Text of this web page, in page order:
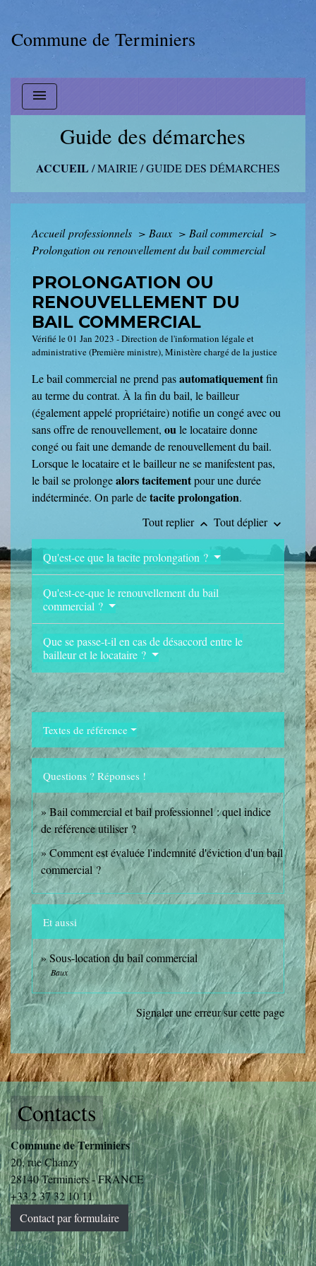
Commune de Terminiers
menu
Guide des démarches
ACCUEIL /MAIRIE/GUIDE DES DÉMARCHES
Accueil professionnels > Baux > Bail commercial >
Prolongation ou renouvellement du bail commercial
PROLONGATION OU
RENOUVELLEMENT DU
BAIL COMMERCIAL
Vérifié le 01 Jan 2023 - Direction de l'information légale et
administrative (Première ministre), Ministère chargé de la justice
Le bail commercial ne prend pasautomatiquementfin
au terme du contrat. À la fin du bail, le bailleur
(également appelé propriétaire) notifie un congé avec ou
sans offre de renouvellement, oule locataire donne
congé ou fait une demande de renouvellement du bail.
Lorsque le locataire et le bailleur ne se manifestent pas,
le bail se prolongealors tacitementpour une durée
indéterminée. On parle detacite prolongation.
Tout replier keyboard_arrow_up Tout déplier keyboard_arrow_down
Qu'est-ce que la tacite prolongation ?
Qu'est-ce-que le renouvellement du bail
commercial ?
Que se passe-t-il en cas de désaccord entre le
bailleur et le locataire ?
Textes de référence
Questions ? Réponses !
Bail commercial et bail professionnel : quel indice
de référence utiliser ?
Comment est évaluée l'indemnité d'éviction d'un bail
commercial ?
Et aussi
Sous-location du bail commercial
Baux
Signaler une erreur sur cette page
Contacts
Commune de Terminiers
20, rue Chanzy
28140 Terminiers - FRANCE
+33 2 37 32 10 11
Contact par formulaire